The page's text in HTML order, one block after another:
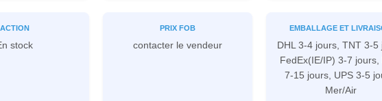
ACTION
stock
PRIX ​​FOB
contacter le vendeur
EMBALLAGE ET
DHL 3-4 jours, TNT 3-5
FedEx(IE/IP) 3-7 jours,
7-15 jours, UPS 3-5
Mer/Air